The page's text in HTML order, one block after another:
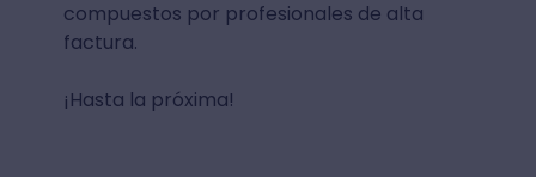
compuestos por profesionales de alta
factura.
¡Hasta la próxima!